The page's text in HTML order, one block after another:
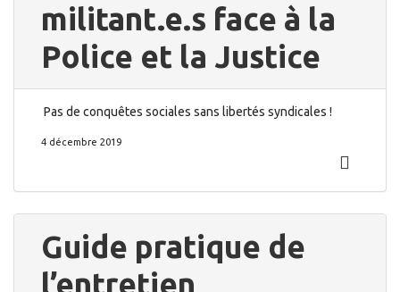
militant.e.s face à la
Police et la Justice
Pas de conquêtes sociales sans libertés syndicales !
4 décembre 2019
Guide pratique de
l’entretien